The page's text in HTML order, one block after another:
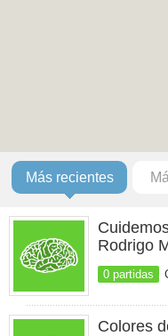
Más recientes
Rodrigo
0 partidas
Colores